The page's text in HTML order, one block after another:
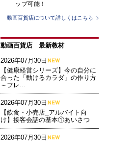
ップ可能！
動画百貨店について詳しくはこちら
動画百貨店 最新教材
2026年07月30日
【健康経営シリーズ】今の自分に
合った「動けるカラダ」の作り方
～フレ...
2026年07月30日
【飲食・小売店_アルバイト向
け】接客会話の基本①あいさつ
2026年07月30日